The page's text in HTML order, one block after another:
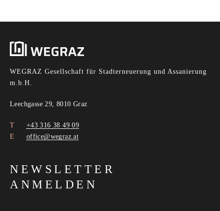
WEGRAZ Gesellschaft für Stadterneuerung und Assanierung
m.b.H.
Leechgasse 29, 8010 Graz
+43 316 38 49 09
office@wegraz.at
NEWSLETTER
ANMELDEN